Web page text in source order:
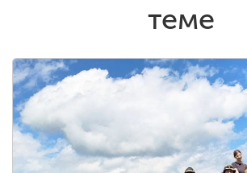
теме